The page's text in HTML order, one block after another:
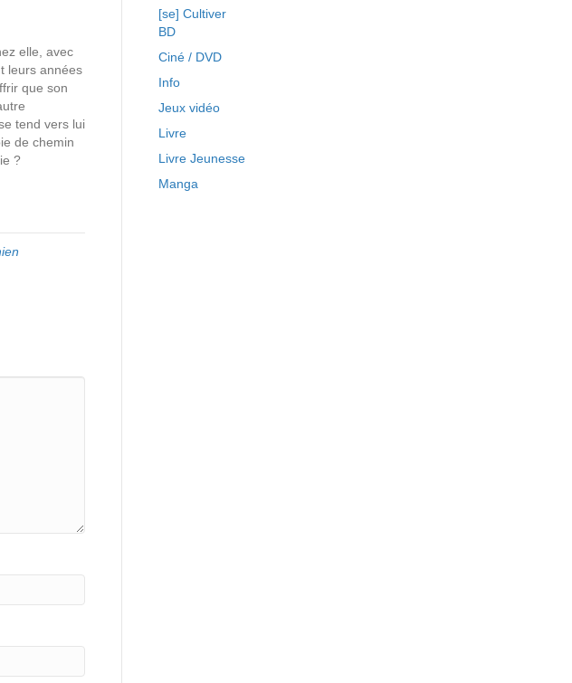
elle, avec
leurs années
que son
tend vers lui
de chemin
?
[se] Cultiver
BD
Ciné / DVD
Info
Jeux vidéo
Livre
Livre Jeunesse
Manga